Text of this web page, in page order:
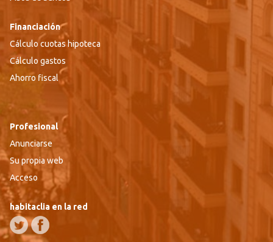
Financiación
Cálculo cuotas hipoteca
Cálculo gastos
Ahorro fiscal
Profesional
Anunciarse
Su propia web
Acceso
habitaclia en la red